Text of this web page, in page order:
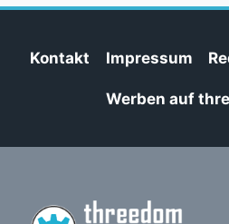
Kontakt Impressum
Werben auf